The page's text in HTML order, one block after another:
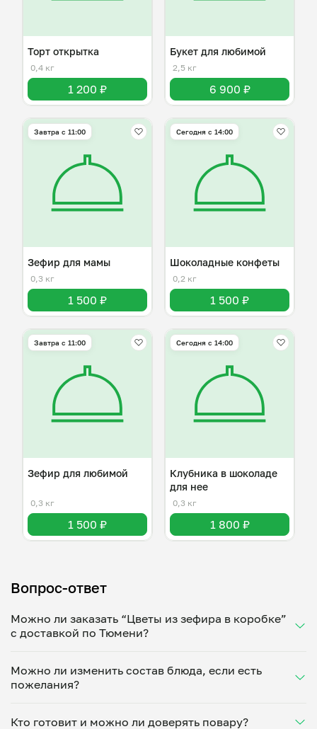
Торт открытка
0,4 кг
1 200 ₽
Букет для любимой
2,5 кг
6 900 ₽
Завтра c 11:00
Зефир для мамы
0,3 кг
1 500 ₽
Сегодня с 14:00
Шоколадные конфеты
0,2 кг
1 500 ₽
Завтра c 11:00
Зефир для любимой
0,3 кг
1 500 ₽
Сегодня с 14:00
Клубника в шоколаде
для нее
0,3 кг
1 800 ₽
Вопрос-ответ
Можно ли заказать “Цветы из зефира в коробке”
с доставкой по Тюмени?
Укажите удобное время — и получите свежее
домашнее блюдо в большой порции прямо с плиты.
минут. Статус заказа отслеживайте в личном
Можно ли изменить состав блюда, если есть
пожелания?
под ваши предпочтения: уберет специи, снизит
Кто готовит и можно ли доверять повару?